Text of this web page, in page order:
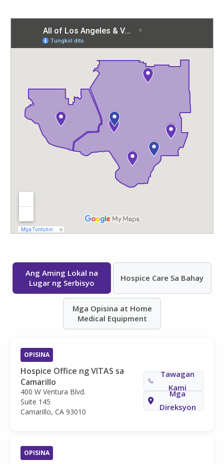
Ang Aming Lokal na
Lugar ng Serbisyo
Hospice Care Sa Bahay
Mga Opisina at Home
Medical Equipment
OPISINA
Hospice Office ng VITAS sa
Camarillo
400 W Ventura Blvd.
Suite 145
Camarillo, CA 93010
Tawagan
Kami
Mga
Direksyon
OPISINA